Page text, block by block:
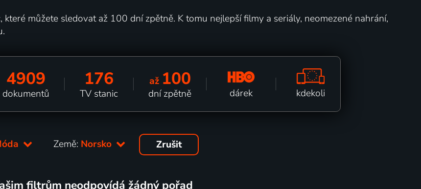
můžete sledovat až 100 dní zpětně. K tomu nejlepší filmy a seriály, neomezené nahrání,
4909
dokumentů
176
TV stanic
až 100
dní zpětně dárek kdekoli
Země: Norsko Zrušit
filtrům neodpovídá žádný pořad